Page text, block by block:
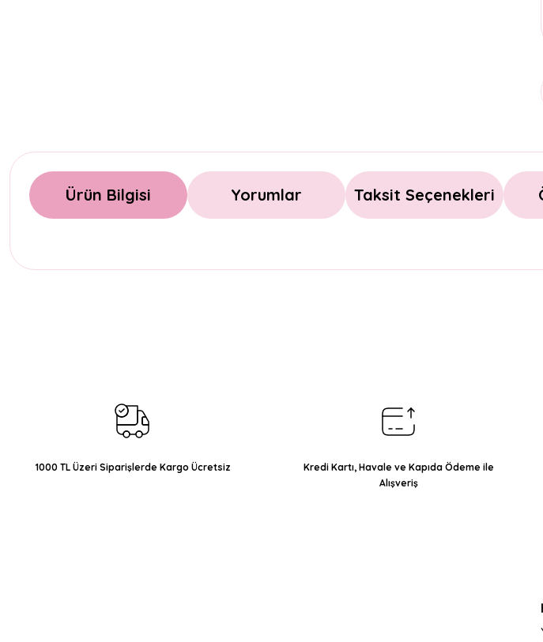
Ürün Bilgisi Yorumlar Taksit Seçenekleri
Ürün fiyatı diğer sitelerden daha pahalı.
Bu ürüne benzer farklı alternatifler olmalı.
1000 TL Üzeri Siparişlerde Kargo Ücretsiz
Kredi Kartı, Havale ve Kapıda Ödeme ile
Alışveriş